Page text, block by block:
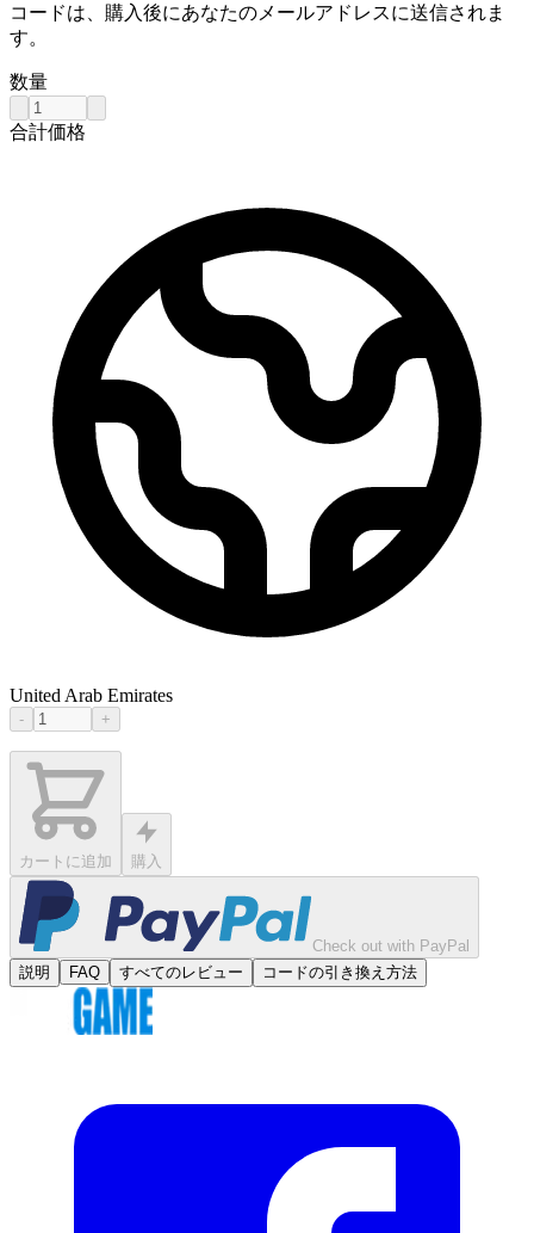
コードは、購入後にあなたのメールアドレスに送信されま
す。
数量
合計価格
United Arab Emirates
- +
カートに追加 購入
Check out with PayPal
説明
FAQ すべてのレビュー コードの引き換え方法